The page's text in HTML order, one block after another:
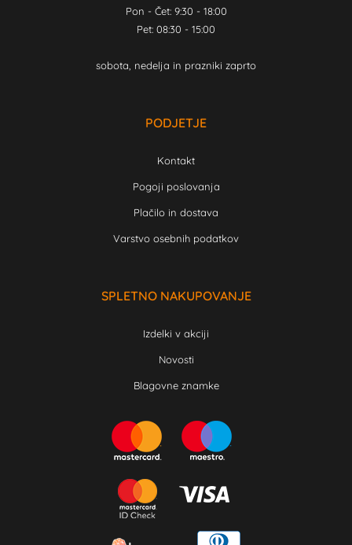
Pon - Čet: 9:30 - 18:00
Pet: 08:30 - 15:00
sobota, nedelja in prazniki zaprto
PODJETJE
Kontakt
Pogoji poslovanja
Plačilo in dostava
Varstvo osebnih podatkov
SPLETNO NAKUPOVANJE
Izdelki v akciji
Novosti
Blagovne znamke